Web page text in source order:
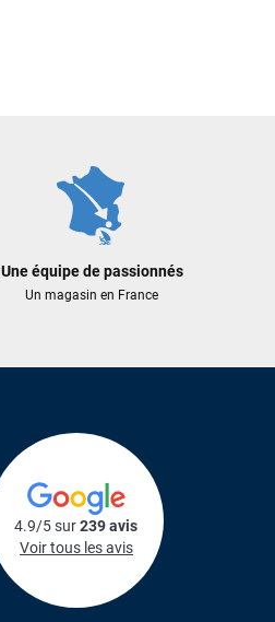
Une équipe de passionnés
Un magasin en France
4.9/5 sur239 avis
Voir tous les avis